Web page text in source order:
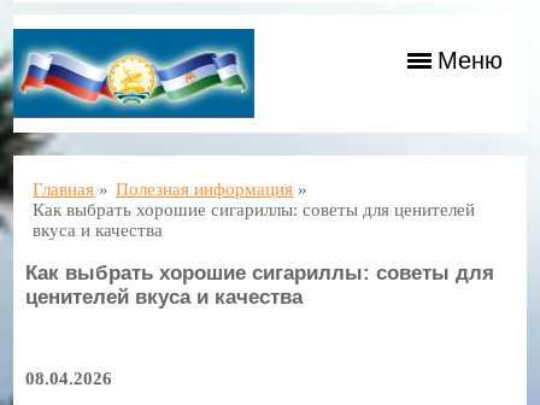
Меню
Главная » Полезная информация »
Как выбрать хорошие сигариллы: советы для ценителей
вкуса и качества
Как выбрать хорошие сигариллы: советы для
ценителей вкуса и качества
08.04.2026